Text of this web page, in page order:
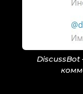
DiscussBot